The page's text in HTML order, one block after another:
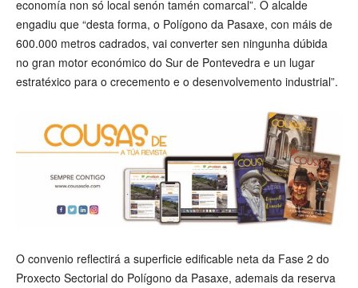
economía non só local senón tamén comarcal”. O alcalde
engadiu que “desta forma, o Polígono da Pasaxe, con máis de
600.000 metros cadrados, vai converter sen ningunha dúbida
no gran motor económico do Sur de Pontevedra e un lugar
estratéxico para o crecemento e o desenvolvemento industrial”.
O convenio reflectirá a superficie edificable neta da Fase 2 do
Proxecto Sectorial do Polígono da Pasaxe, ademais da reserva